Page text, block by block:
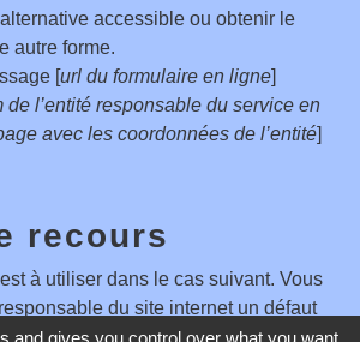
accessible ou obtenir le
autre forme.
[url du formulaire en ligne]
de l’entité responsable du service en
avec les coordonnées de l’entité]
recours
à utiliser dans le cas suivant. Vous
du site internet un défaut
vous empêche d’accéder à un
and gives you control over what you want